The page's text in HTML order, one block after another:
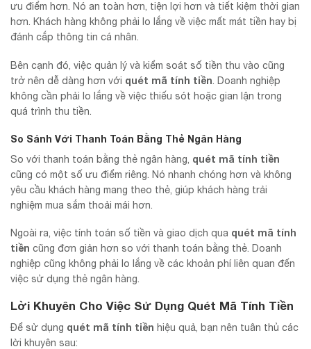
ưu điểm hơn. Nó an toàn hơn, tiện lợi hơn và tiết kiệm thời gian
hơn. Khách hàng không phải lo lắng về việc mất mát tiền hay bị
đánh cắp thông tin cá nhân.
Bên cạnh đó, việc quản lý và kiểm soát số tiền thu vào cũng
trở nên dễ dàng hơn với quét mã tính tiền . Doanh nghiệp
không cần phải lo lắng về việc thiếu sót hoặc gian lận trong
quá trình thu tiền.
So Sánh Với Thanh Toán Bằng Thẻ Ngân Hàng
So với thanh toán bằng thẻ ngân hàng, quét mã tính tiền
cũng có một số ưu điểm riêng. Nó nhanh chóng hơn và không
yêu cầu khách hàng mang theo thẻ, giúp khách hàng trải
nghiệm mua sắm thoải mái hơn.
Ngoài ra, việc tính toán số tiền và giao dịch qua quét mã tính
tiền cũng đơn giản hơn so với thanh toán bằng thẻ. Doanh
nghiệp cũng không phải lo lắng về các khoản phí liên quan đến
việc sử dụng thẻ ngân hàng.
Lời Khuyên Cho Việc Sử Dụng Quét Mã Tính Tiền
Để sử dụng quét mã tính tiền hiệu quả, bạn nên tuân thủ các
lời khuyên sau: